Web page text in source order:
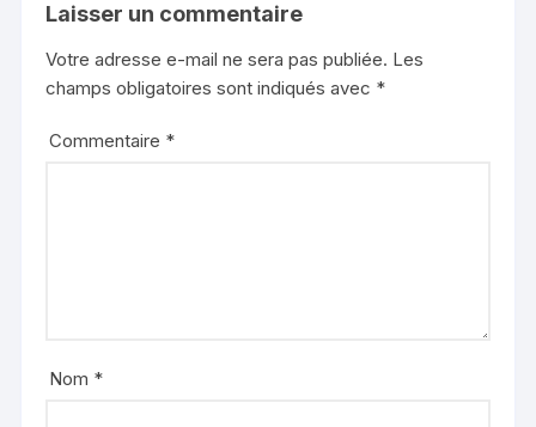
Laisser un commentaire
Votre adresse e-mail ne sera pas publiée. Les
champs obligatoires sont indiqués avec *
Commentaire *
Nom *